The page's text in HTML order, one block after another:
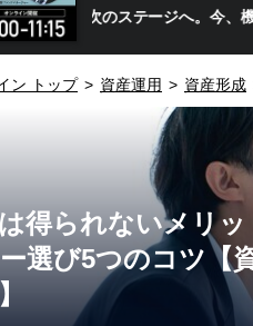
次のステージへ。今、機関投資家
ン トップ > 資産運用 > 資産形成
得られないメリ
選び5つのコツ【